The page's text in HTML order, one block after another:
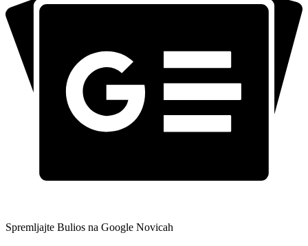
Spremljajte Bulios na Google Novicah